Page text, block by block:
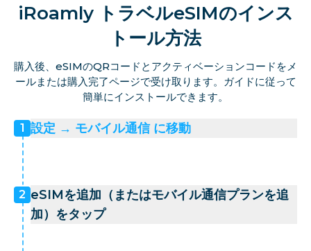
iRoamly トラベルeSIMのインス
トール方法
購入後、eSIMのQRコードとアクティベーションコードをメ
ールまたは購入完了ページで受け取ります。ガイドに従って
簡単にインストールできます。
1 設定 → モバイル通信 に移動
2 eSIMを追加（またはモバイル通信プランを追
加）をタップ